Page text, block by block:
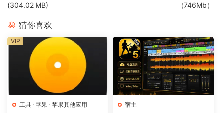
(304.02 MB)
（746Mb）
猜你喜欢
工具 · 苹果 · 苹果其他应用
VIP
宿主